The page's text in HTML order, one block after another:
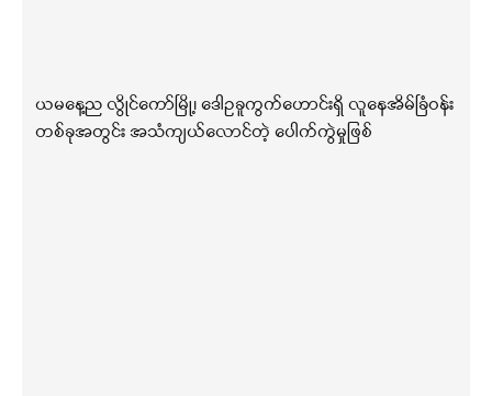
ယမနေ့ည လွိုင်ကော်မြို့၊ ဒေါဥခူကွက်ဟောင်းရှိ လူနေအိမ်ခြံဝန်း
တစ်ခုအတွင်း အသံကျယ်လောင်တဲ့ ပေါက်ကွဲမှုဖြစ်